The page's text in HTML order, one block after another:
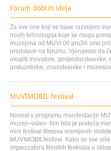
Forum dobrih ideja
Za sve one koji se bave razvojem
novih tehnologija koje se mogu
muzejima od MUVI 06 pružili smo
predstave na forumu. Vjerujemo da
okupiti inovatore, gospodarstvenike,
poduzetnike, znanstvenike i
MUVIMOBIL festival
Novost u programu manifestacije
muzeji–video–film bila je prateća
mini festival filmova snimljenih
MUVIMOBILfestival. Kako se sve više
organizatora filmskih festivala u